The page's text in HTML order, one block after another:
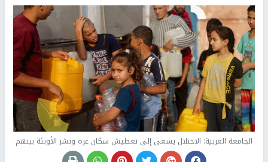
الجامعة العربية: الاحتلال يسعى إلى تعطيش سكان غزة ونشر الأوبئة بينهم